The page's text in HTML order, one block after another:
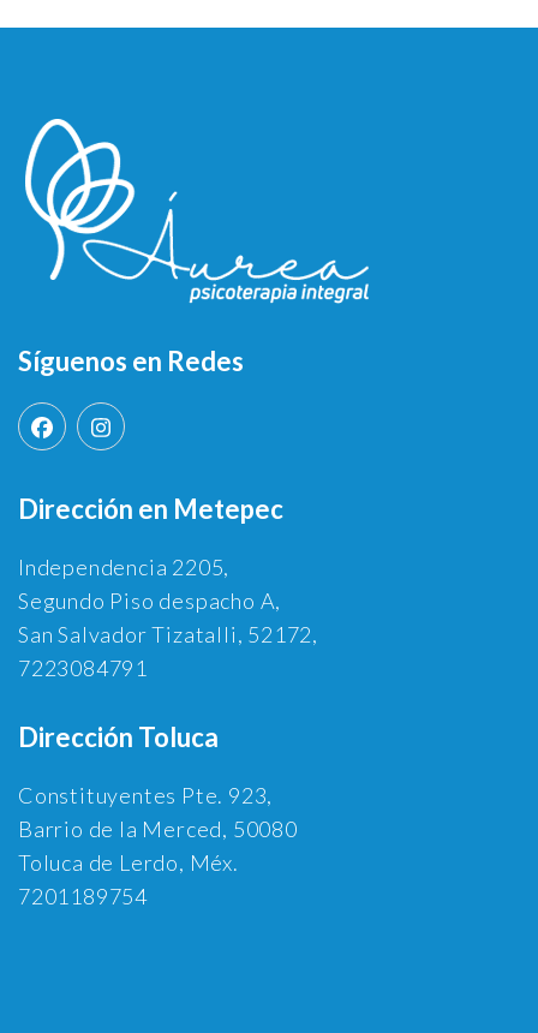
Síguenos en Redes
Dirección en Metepec
Independencia 2205,
Segundo Piso despacho A,
San Salvador Tizatalli, 52172,
7223084791
Dirección Toluca
Constituyentes Pte. 923,
Barrio de la Merced, 50080
Toluca de Lerdo, Méx.
7201189754